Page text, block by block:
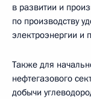
в развитии и
по производству
электроэнергии и
Также для
нефтегазового
добычи